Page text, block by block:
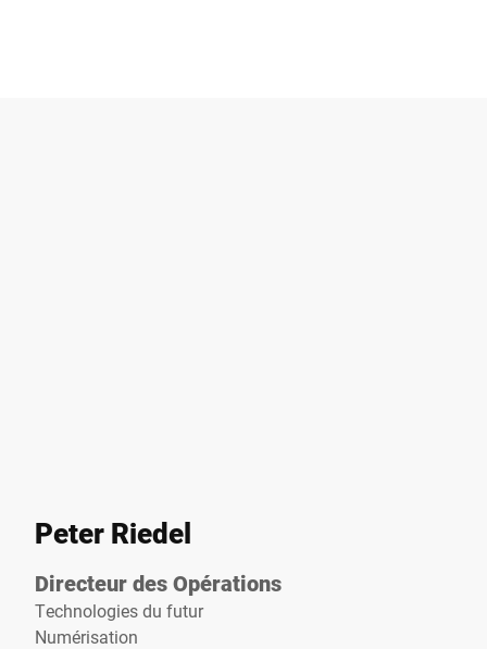
Peter Riedel
Directeur des Opérations
Technologies du futur
Numérisation